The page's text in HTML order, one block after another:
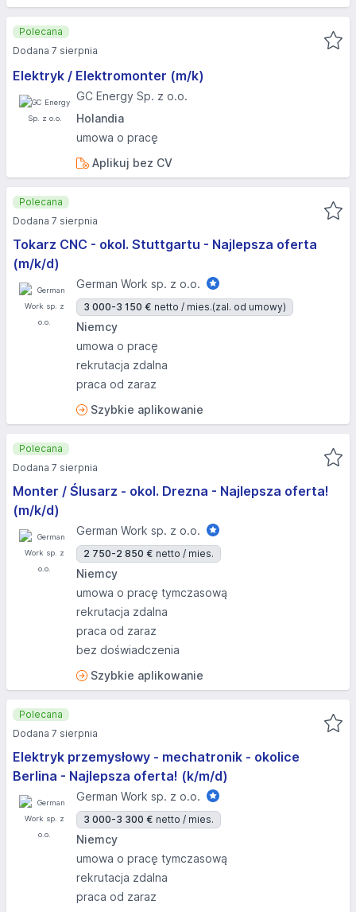
Elektryk / Elektromonter (m/k)
GC Energy Sp. z o.o.
Holandia
umowa o pracę
Aplikuj bez CV
Polecana
Dodana 7 sierpnia
Tokarz CNC - okol. Stuttgartu - Najlepsza oferta
(m/k/d)
German Work sp. z o.o.
3 000-3 150 € netto / mies.(zal. od umowy)
Niemcy
umowa o pracę
rekrutacja zdalna
praca od zaraz
Szybkie aplikowanie
Polecana
Dodana 7 sierpnia
Monter / Ślusarz - okol. Drezna - Najlepsza oferta!
(m/k/d)
German Work sp. z o.o.
2 750-2 850 € netto / mies.
Niemcy
umowa o pracę tymczasową
rekrutacja zdalna
praca od zaraz
bez doświadczenia
Szybkie aplikowanie
Polecana
Dodana 7 sierpnia
Elektryk przemysłowy - mechatronik - okolice
Berlina - Najlepsza oferta! (k/m/d)
German Work sp. z o.o.
3 000-3 300 € netto / mies.
Niemcy
umowa o pracę tymczasową
rekrutacja zdalna
praca od zaraz
Polecana
Dodana 7 sierpnia